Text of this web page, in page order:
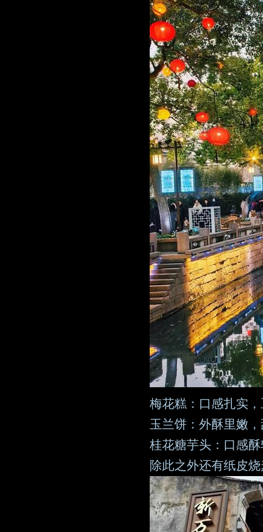
梅花糕：口感扎实
玉兰饼：外酥里嫩
桂花糖芋头：口感
除此之外还有纸皮